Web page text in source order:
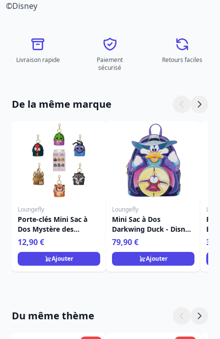
©Disney
Livraison rapide
Paiement
sécurisé
Retours faciles
De la même marque
Loungefly
Porte-clés Mini Sac à
Dos Mystère des
Acolytes des Princesses
- Disney Loungefly
12,90 €
Ajouter
Loungefly
Mini Sac à Dos
Darkwing Duck - Disney
Loungefly
79,90 €
Ajouter
Du même thème